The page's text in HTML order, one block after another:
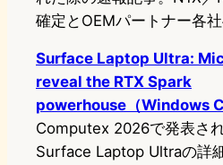
確定とOEMパートナー各
Surface Laptop Ultra:
reveal the RTX Spark
powerhouse（Windows
Computex 2026で発表さ
Surface Laptop Ultraの詳